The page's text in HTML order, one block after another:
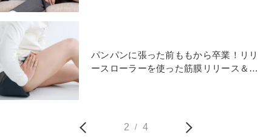
パンパンに張った前ももから卒業！リリ
ースローラーを使った筋膜リリース＆ス
2 / 4